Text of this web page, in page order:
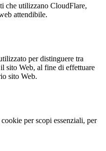
che utilizzano CloudFlare,
attendibile.
per distinguere tra
sito Web, al fine di effettuare
sito Web.
per scopi essenziali, per